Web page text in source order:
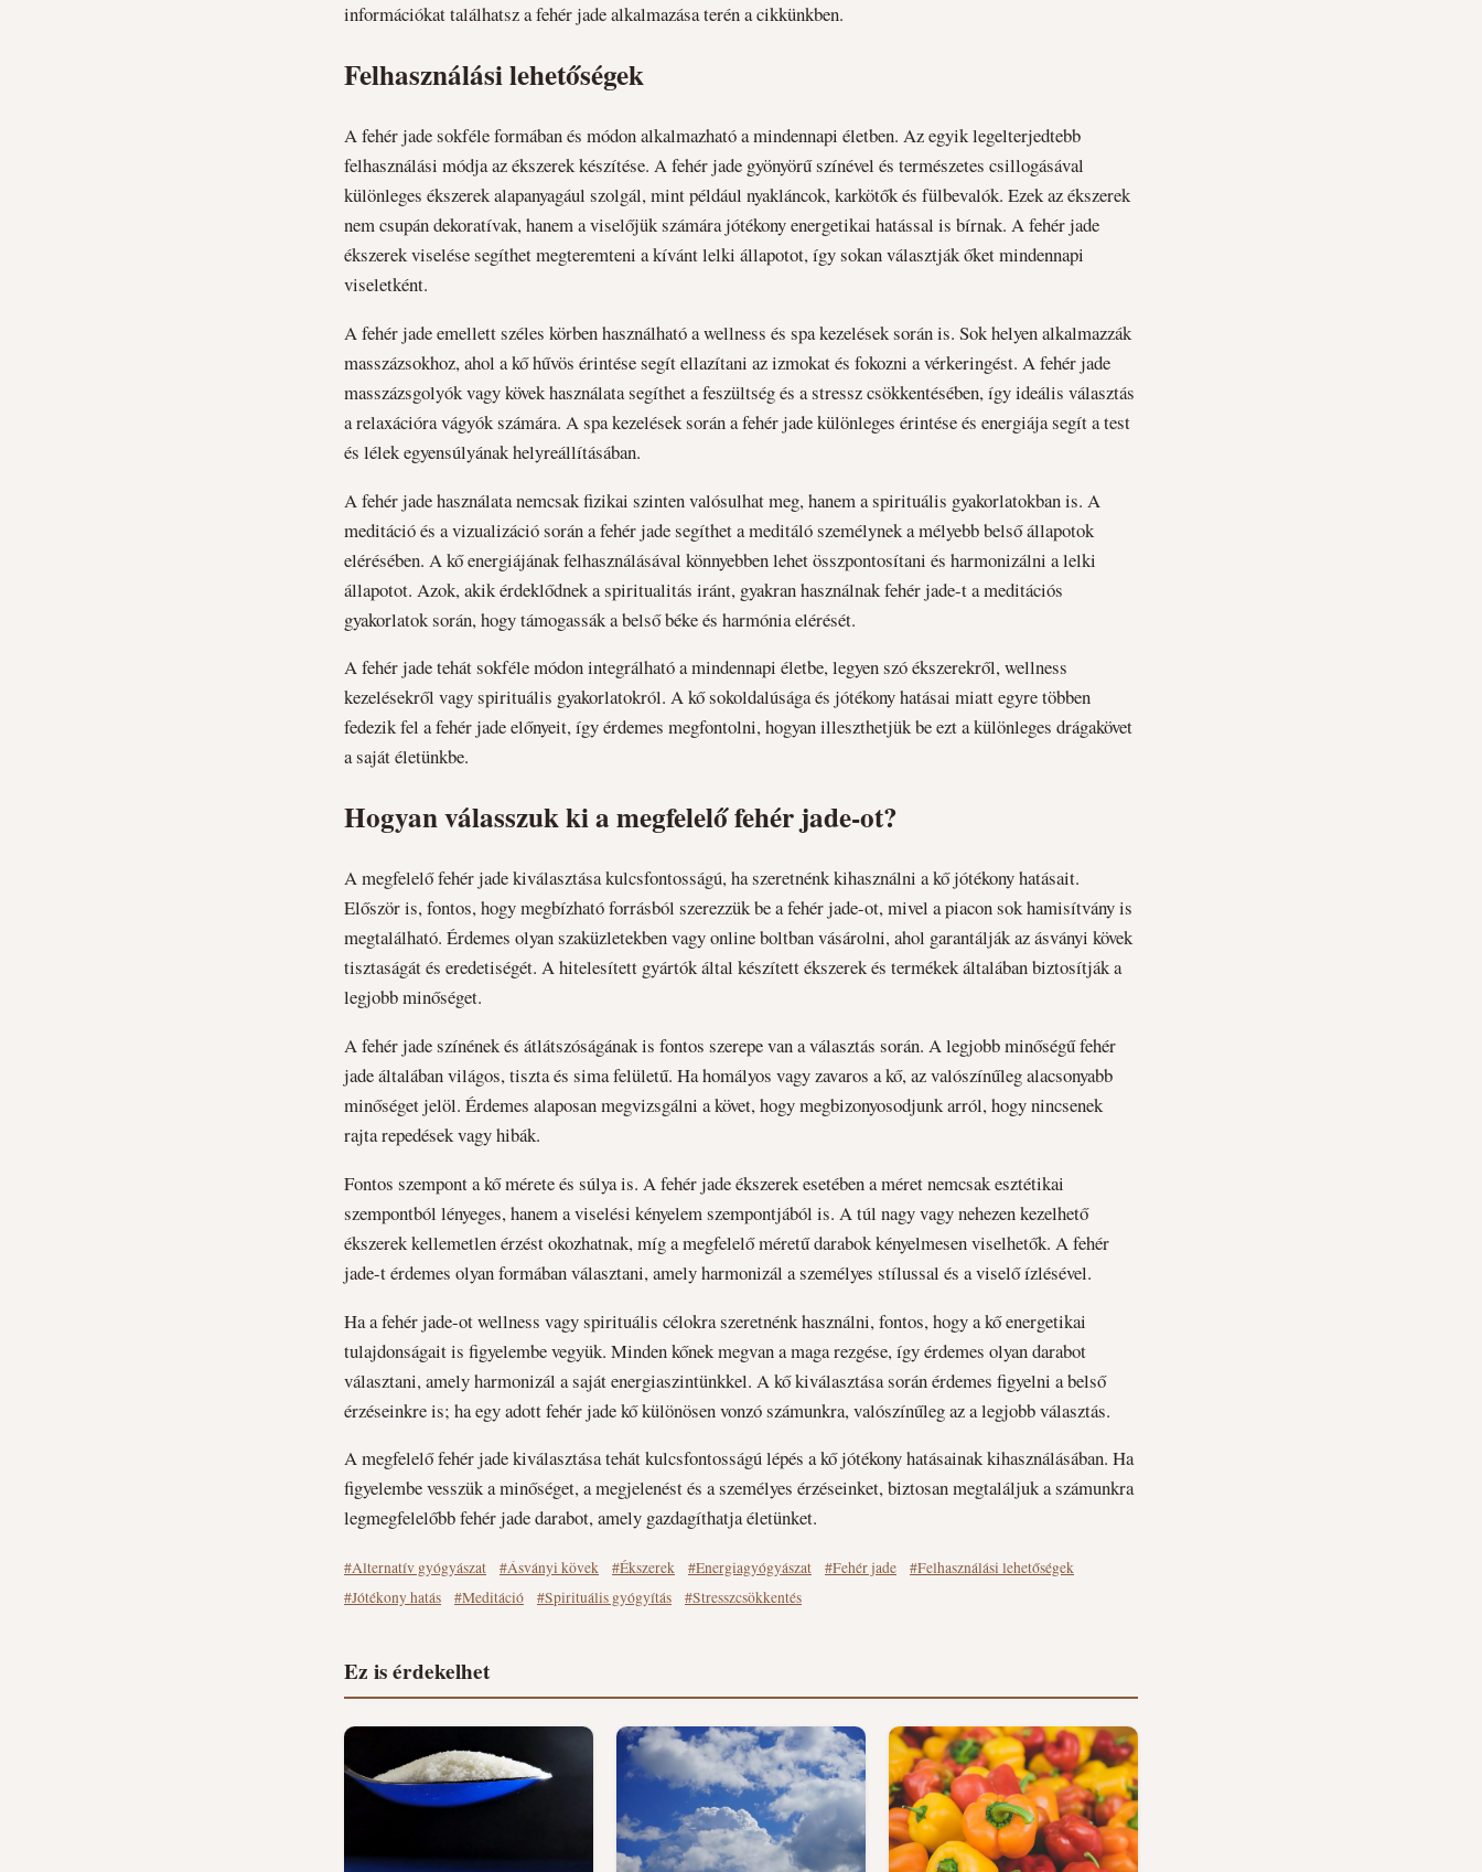
információkat találhatsz a fehér jade alkalmazása terén a cikkünkben.
Felhasználási lehetőségek
A fehér jade sokféle formában és módon alkalmazható a mindennapi életben. Az egyik legelterjedtebb
felhasználási módja az ékszerek készítése. A fehér jade gyönyörű színével és természetes csillogásával
különleges ékszerek alapanyagául szolgál, mint például nyakláncok, karkötők és fülbevalók. Ezek az ékszerek
nem csupán dekoratívak, hanem a viselőjük számára jótékony energetikai hatással is bírnak. A fehér jade
ékszerek viselése segíthet megteremteni a kívánt lelki állapotot, így sokan választják őket mindennapi
viseletként.
A fehér jade emellett széles körben használható a wellness és spa kezelések során is. Sok helyen alkalmazzák
masszázsokhoz, ahol a kő hűvös érintése segít ellazítani az izmokat és fokozni a vérkeringést. A fehér jade
masszázsgolyók vagy kövek használata segíthet a feszültség és a stressz csökkentésében, így ideális választás
a relaxációra vágyók számára. A spa kezelések során a fehér jade különleges érintése és energiája segít a test
és lélek egyensúlyának helyreállításában.
A fehér jade használata nemcsak fizikai szinten valósulhat meg, hanem a spirituális gyakorlatokban is. A
meditáció és a vizualizáció során a fehér jade segíthet a meditáló személynek a mélyebb belső állapotok
elérésében. A kő energiájának felhasználásával könnyebben lehet összpontosítani és harmonizálni a lelki
állapotot. Azok, akik érdeklődnek a spiritualitás iránt, gyakran használnak fehér jade-t a meditációs
gyakorlatok során, hogy támogassák a belső béke és harmónia elérését.
A fehér jade tehát sokféle módon integrálható a mindennapi életbe, legyen szó ékszerekről, wellness
kezelésekről vagy spirituális gyakorlatokról. A kő sokoldalúsága és jótékony hatásai miatt egyre többen
fedezik fel a fehér jade előnyeit, így érdemes megfontolni, hogyan illeszthetjük be ezt a különleges drágakövet
a saját életünkbe.
Hogyan válasszuk ki a megfelelő fehér jade-ot?
A megfelelő fehér jade kiválasztása kulcsfontosságú, ha szeretnénk kihasználni a kő jótékony hatásait.
Először is, fontos, hogy megbízható forrásból szerezzük be a fehér jade-ot, mivel a piacon sok hamisítvány is
megtalálható. Érdemes olyan szaküzletekben vagy online boltban vásárolni, ahol garantálják az ásványi kövek
tisztaságát és eredetiségét. A hitelesített gyártók által készített ékszerek és termékek általában biztosítják a
legjobb minőséget.
A fehér jade színének és átlátszóságának is fontos szerepe van a választás során. A legjobb minőségű fehér
jade általában világos, tiszta és sima felületű. Ha homályos vagy zavaros a kő, az valószínűleg alacsonyabb
minőséget jelöl. Érdemes alaposan megvizsgálni a követ, hogy megbizonyosodjunk arról, hogy nincsenek
rajta repedések vagy hibák.
Fontos szempont a kő mérete és súlya is. A fehér jade ékszerek esetében a méret nemcsak esztétikai
szempontból lényeges, hanem a viselési kényelem szempontjából is. A túl nagy vagy nehezen kezelhető
ékszerek kellemetlen érzést okozhatnak, míg a megfelelő méretű darabok kényelmesen viselhetők. A fehér
jade-t érdemes olyan formában választani, amely harmonizál a személyes stílussal és a viselő ízlésével.
Ha a fehér jade-ot wellness vagy spirituális célokra szeretnénk használni, fontos, hogy a kő energetikai
tulajdonságait is figyelembe vegyük. Minden kőnek megvan a maga rezgése, így érdemes olyan darabot
választani, amely harmonizál a saját energiaszintünkkel. A kő kiválasztása során érdemes figyelni a belső
érzéseinkre is; ha egy adott fehér jade kő különösen vonzó számunkra, valószínűleg az a legjobb választás.
A megfelelő fehér jade kiválasztása tehát kulcsfontosságú lépés a kő jótékony hatásainak kihasználásában. Ha
figyelembe vesszük a minőséget, a megjelenést és a személyes érzéseinket, biztosan megtaláljuk a számunkra
legmegfelelőbb fehér jade darabot, amely gazdagíthatja életünket.
#Alternatív gyógyászat #Ásványi kövek #Ékszerek #Energiagyógyászat #Fehér jade
#Felhasználási lehetőségek
#Jótékony hatás
#Meditáció #Spirituális gyógyítás #Stresszcsökkentés
Ez is érdekelhet